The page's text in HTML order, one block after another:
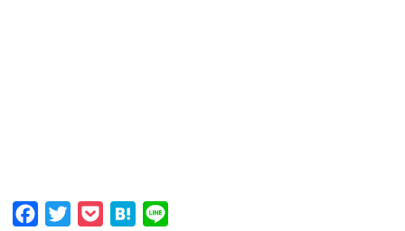
Facebook
Twitter PocketHatena